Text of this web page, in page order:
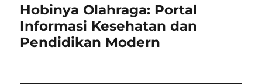
Hobinya Olahraga: Portal
Informasi Kesehatan dan
Pendidikan Modern